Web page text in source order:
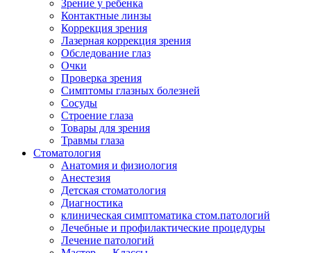
Зрение у ребенка
Контактные линзы
Коррекция зрения
Лазерная коррекция зрения
Обследование глаз
Очки
Проверка зрения
Симптомы глазных болезней
Сосуды
Строение глаза
Товары для зрения
Травмы глаза
Стоматология
Анатомия и физиология
Анестезия
Детская стоматология
Диагностика
клиническая симптоматика стом.патологий
Лечебные и профилактические процедуры
Лечение патологий